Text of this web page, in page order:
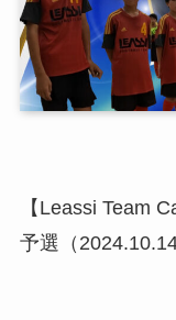
【Leassi Team
予選（